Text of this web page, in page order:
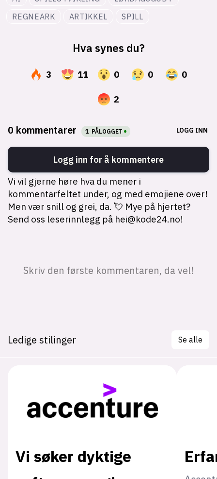
REGNEARK
ARTIKKEL SPILL
Ledige stilinger Se alle
Vi søker dyktige